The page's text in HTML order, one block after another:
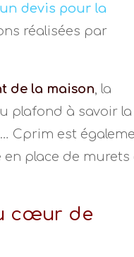
un devis pour la
réalisées par
de la maison , la
plafond à savoir la
… Cprim est
en place de murets
cœur de